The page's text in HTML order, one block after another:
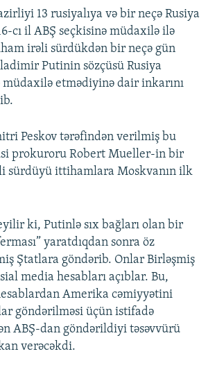
13 rusiyalıya və bir neçə Rusiya
cı il ABŞ seçkisinə müdaxilə ilə
irəli sürdükdən bir neçə gün
Putinin sözçüsü Rusiya
etmədiyinə dair inkarını
Peskov tərəfindən verilmiş bu
prokuroru Robert Mueller-in bir
sürdüyü ittihamlara Moskvanın ilk
ki, Putinlə sıx bağları olan bir
yaratdıqdan sonra öz
Ştatlara göndərib. Onlar Birləşmiş
media hesabları açıblar. Bu,
Amerika cəmiyyətini
göndərilməsi üçün istifadə
ABŞ-dan göndərildiyi təsəvvürü
verəcəkdi.